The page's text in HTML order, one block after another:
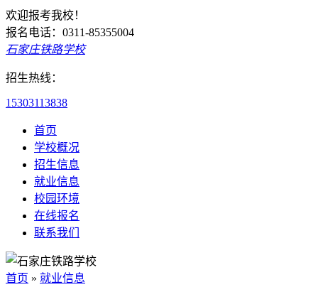
欢迎报考我校！
报名电话：0311-85355004
石家庄铁路学校
招生热线：
15303113838
首页
学校概况
招生信息
就业信息
校园环境
在线报名
联系我们
首页 » 就业信息